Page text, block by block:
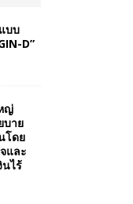
บบ
D”
ญ่
บาย
โดย
และ
ไร้